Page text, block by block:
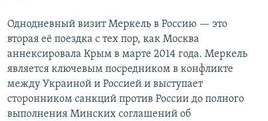
Однодневный визит Меркель в Россию — это
вторая её поездка с тех пор, как Москва
аннексировала Крым в марте 2014 года. Меркель
является ключевым посредником в конфликте
между Украиной и Россией и выступает
сторонником санкций против России до полного
выполнения Минских соглашений об